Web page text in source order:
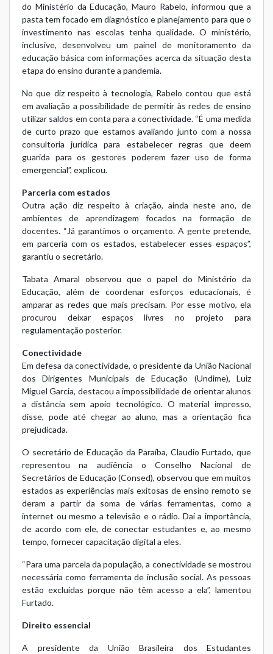
do Ministério da Educação, Mauro Rabelo, informou que a
pasta tem focado em diagnóstico e planejamento para que o
investimento nas escolas tenha qualidade. O ministério,
inclusive, desenvolveu um painel de monitoramento da
educação básica com informações acerca da situação desta
etapa do ensino durante a pandemia.
No que diz respeito à tecnologia, Rabelo contou que está
em avaliação a possibilidade de permitir às redes de ensino
utilizar saldos em conta para a conectividade. “É uma medida
de curto prazo que estamos avaliando junto com a nossa
consultoria jurídica para estabelecer regras que deem
guarida para os gestores poderem fazer uso de forma
emergencial”, explicou.
Parceria com estados
Outra ação diz respeito à criação, ainda neste ano, de
ambientes de aprendizagem focados na formação de
docentes. “Já garantimos o orçamento. A gente pretende,
em parceria com os estados, estabelecer esses espaços”,
garantiu o secretário.
Tabata Amaral observou que o papel do Ministério da
Educação, além de coordenar esforços educacionais, é
amparar as redes que mais precisam. Por esse motivo, ela
procurou deixar espaços livres no projeto para
regulamentação posterior.
Conectividade
Em defesa da conectividade, o presidente da União Nacional
dos Dirigentes Municipais de Educação (Undime), Luiz
Miguel Garcia, destacou a impossibilidade de orientar alunos
a distância sem apoio tecnológico. O material impresso,
disse, pode até chegar ao aluno, mas a orientação fica
prejudicada.
O secretário de Educação da Paraíba, Claudio Furtado, que
representou na audiência o Conselho Nacional de
Secretários de Educação (Consed), observou que em muitos
estados as experiências mais exitosas de ensino remoto se
deram a partir da soma de várias ferramentas, como a
internet ou mesmo a televisão e o rádio. Daí a importância,
de acordo com ele, de conectar estudantes e, ao mesmo
tempo, fornecer capacitação digital a eles.
“Para uma parcela da população, a conectividade se mostrou
necessária como ferramenta de inclusão social. As pessoas
estão excluídas porque não têm acesso a ela”, lamentou
Furtado.
Direito essencial
A presidente da União Brasileira dos Estudantes